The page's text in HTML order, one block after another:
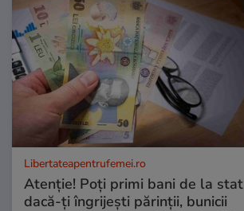
Libertateapentrufemei.ro
Atenție! Poți primi bani de la stat
dacă-ți îngrijești părinții, bunicii